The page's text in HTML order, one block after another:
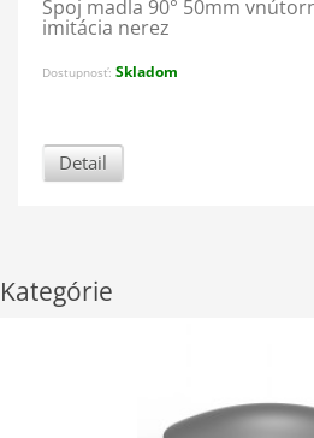
Spoj madla 90° 50mm
imitácia nerez
Dostupnosť: Skladom
Detail
Kategórie